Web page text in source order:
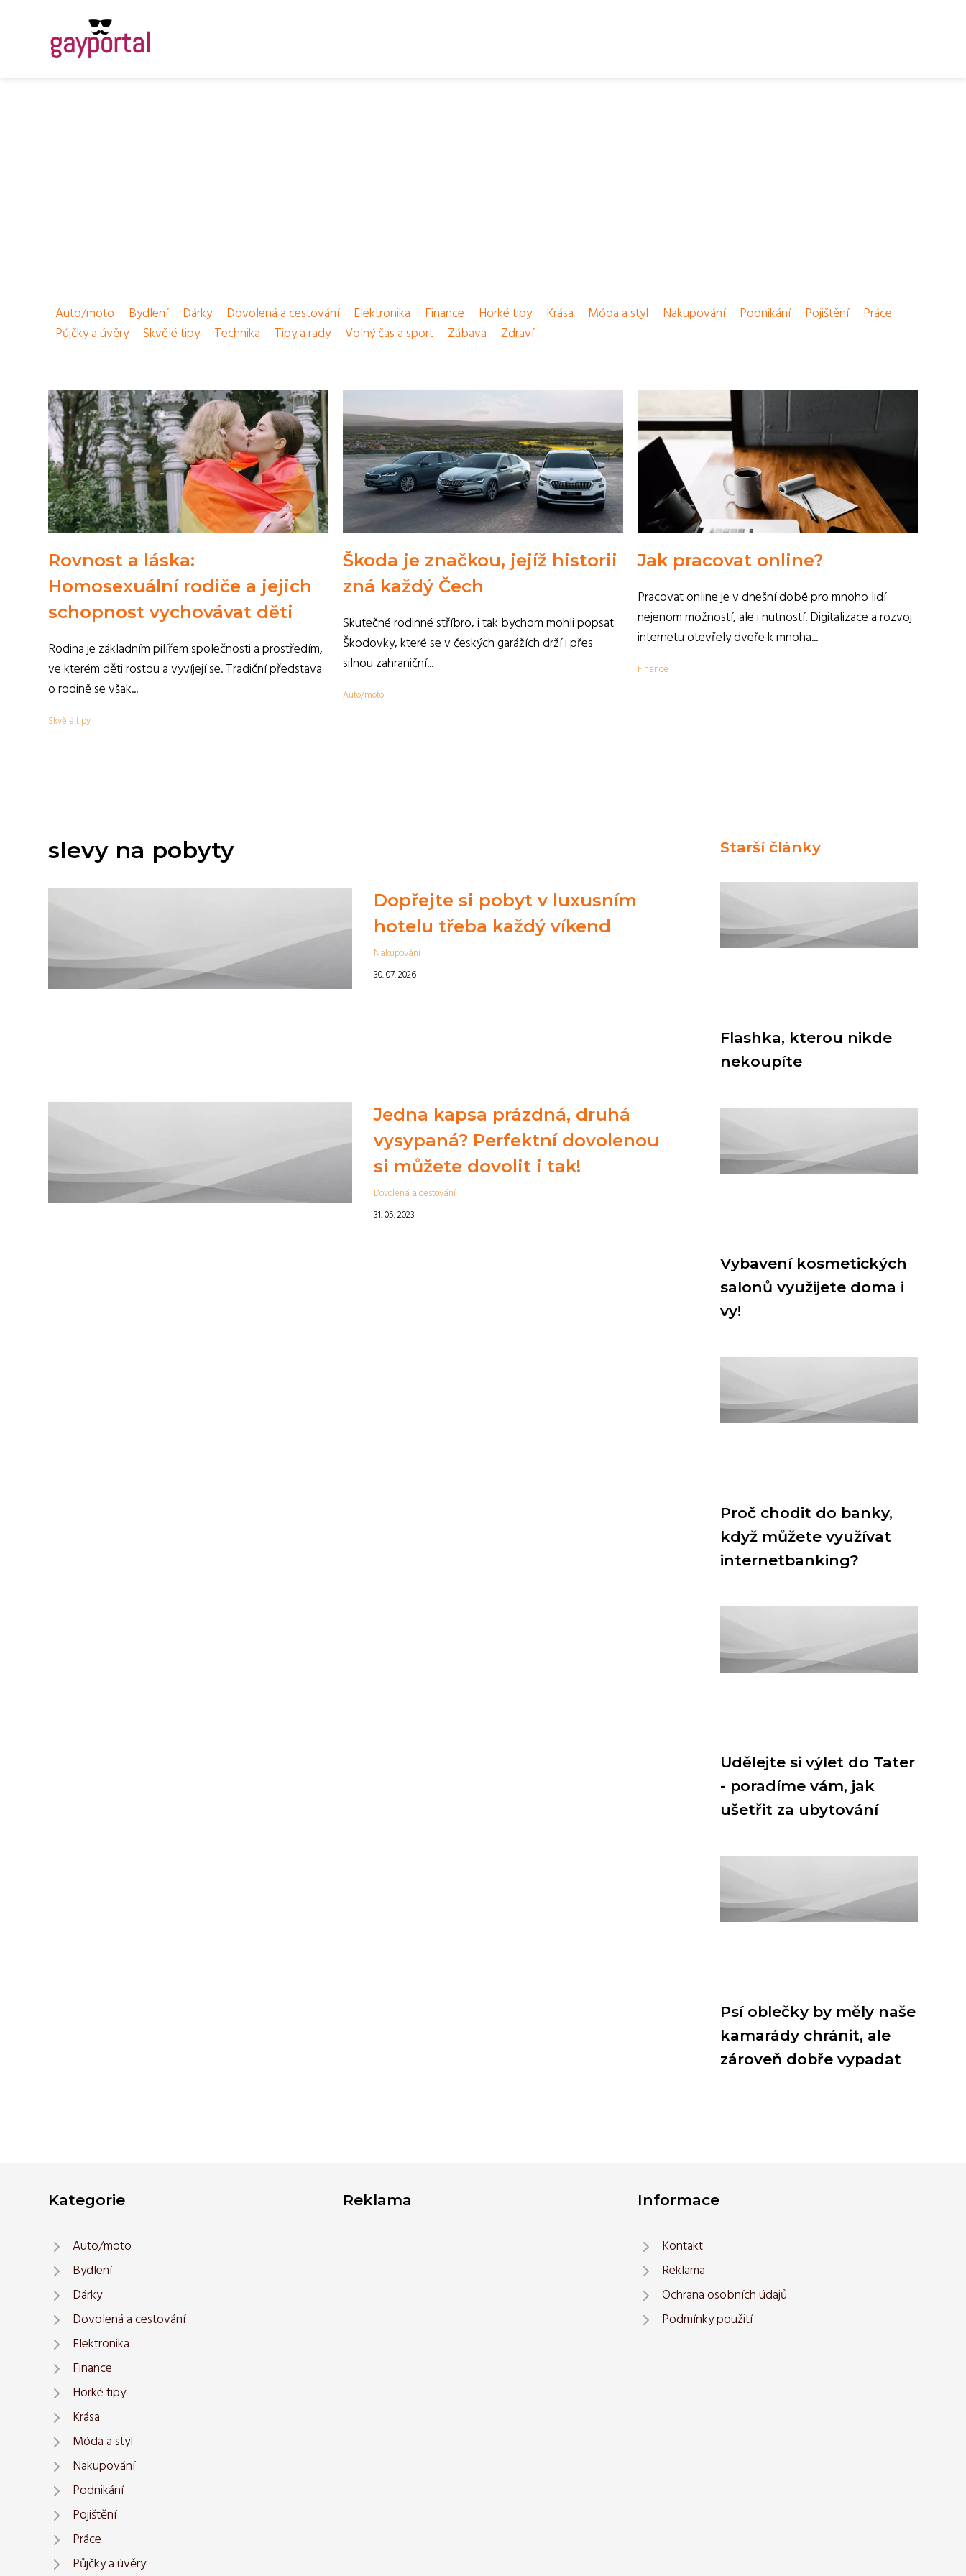
Auto/moto Bydlení Dárky Dovolená a cestování Elektronika Finance Horké tipy Krása Móda a styl Nakupování Podnikání Pojištění
Práce
Půjčky a úvěry
Skvělé tipy Technika Tipy a rady Volný čas a sport Zábava Zdraví
Rovnost a láska:
Homosexuální rodiče a jejich
schopnost vychovávat děti
Rodina je základním pilířem společnosti a prostředím,
ve kterém děti rostou a vyvíjejí se. Tradiční představa
o rodině se však...
Skvělé tipy
Škoda je značkou, jejíž historii
zná každý Čech
Skutečné rodinné stříbro, i tak bychom mohli popsat
Škodovky, které se v českých garážích drží i přes
silnou zahraniční...
Auto/moto
Jak pracovat online?
Pracovat online je v dnešní době pro mnoho lidí
nejenom možností, ale i nutností. Digitalizace a rozvoj
internetu otevřely dveře k mnoha...
Finance
slevy na pobyty
Dopřejte si pobyt v luxusním
hotelu třeba každý víkend
Nakupování
30. 07. 2026
Jedna kapsa prázdná, druhá
vysypaná? Perfektní dovolenou
si můžete dovolit i tak!
Dovolená a cestování
31. 05. 2023
Starší články
Flashka, kterou nikde
nekoupíte
Vybavení kosmetických
salonů využijete doma i
vy!
Proč chodit do banky,
když můžete využívat
internetbanking?
Udělejte si výlet do Tater
- poradíme vám, jak
ušetřit za ubytování
Psí oblečky by měly naše
kamarády chránit, ale
zároveň dobře vypadat
Kategorie
Auto/moto
Bydlení
Dárky
Dovolená a cestování
Elektronika
Finance
Horké tipy
Krása
Móda a styl
Nakupování
Podnikání
Pojištění
Práce
Půjčky a úvěry
Reklama Informace
Kontakt
Reklama
Ochrana osobních údajů
Podmínky použití